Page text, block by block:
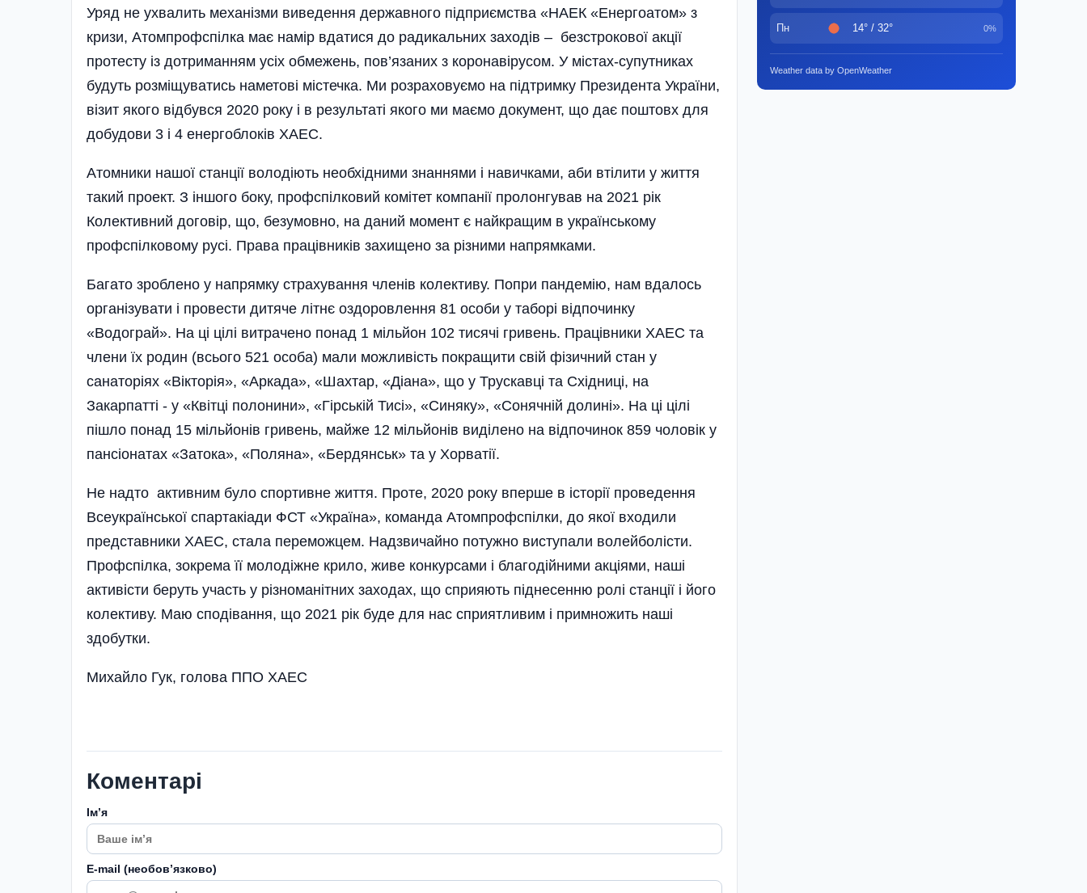
Уряд не ухвалить механізми виведення державного підприємства «НАЕК «Енергоатом» з
кризи, Атомпрофспілка має намір вдатися до радикальних заходів – безстрокової акції
протесту із дотриманням усіх обмежень, пов’язаних з коронавірусом. У містах-супутниках
будуть розміщуватись наметові містечка. Ми розраховуємо на підтримку Президента України,
візит якого відбувся 2020 року і в результаті якого ми маємо документ, що дає поштовх для
добудови 3 і 4 енергоблоків ХАЕС.
Атомники нашої станції володіють необхідними знаннями і навичками, аби втілити у життя
такий проект. З іншого боку, профспілковий комітет компанії пролонгував на 2021 рік
Колективний договір, що, безумовно, на даний момент є найкращим в українському
профспілковому русі. Права працівників захищено за різними напрямками.
Багато зроблено у напрямку страхування членів колективу. Попри пандемію, нам вдалось
організувати і провести дитяче літнє оздоровлення 81 особи у таборі відпочинку
«Водограй». На ці цілі витрачено понад 1 мільйон 102 тисячі гривень. Працівники ХАЕС та
члени їх родин (всього 521 особа) мали можливість покращити свій фізичний стан у
санаторіях «Вікторія», «Аркада», «Шахтар, «Діана», що у Трускавці та Східниці, на
Закарпатті - у «Квітці полонини», «Гірській Тисі», «Синяку», «Сонячній долині». На ці цілі
пішло понад 15 мільйонів гривень, майже 12 мільйонів виділено на відпочинок 859 чоловік у
пансіонатах «Затока», «Поляна», «Бердянськ» та у Хорватії.
Не надто активним було спортивне життя. Проте, 2020 року вперше в історії проведення
Всеукраїнської спартакіади ФСТ «Україна», команда Атомпрофспілки, до якої входили
представники ХАЕС, стала переможцем. Надзвичайно потужно виступали волейболісти.
Профспілка, зокрема її молодіжне крило, живе конкурсами і благодійними акціями, наші
активісти беруть участь у різноманітних заходах, що сприяють піднесенню ролі станції і його
колективу. Маю сподівання, що 2021 рік буде для нас сприятливим і примножить наші
здобутки.
Михайло Гук, голова ППО ХАЕС
Коментарі
Імʼя
E-mail (необовʼязково)
Пн 14° / 32° 0%
Weather data by OpenWeather